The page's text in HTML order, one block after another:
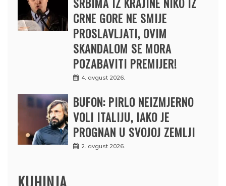
CRNE GORE NE SMIJE
PROSLAVLJATI, OVIM
SKANDALOM SE MORA
POZABAVITI PREMIJER!
4. avgust 2026.
BUFON: PIRLO NEIZMJERNO
VOLI ITALIJU, IAKO JE
PROGNAN U SVOJOJ ZEMLJI
2. avgust 2026.